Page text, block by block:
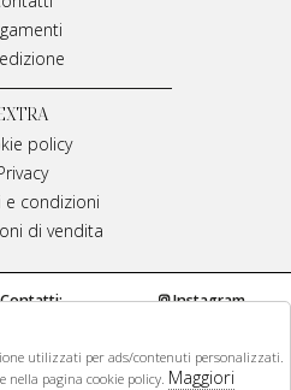
policy
e condizioni
di vendita
Instagram
utilizzati per ads/contenuti personalizzati.
nella pagina cookie policy. Maggiori